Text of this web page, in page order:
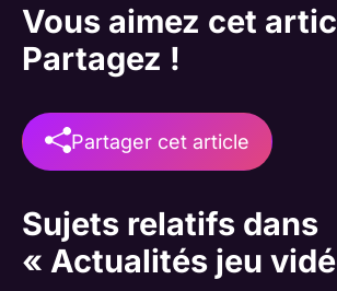
Vous aimez cet
Partagez !
Partager cet article
Sujets relatifs dans
« Actualités jeu